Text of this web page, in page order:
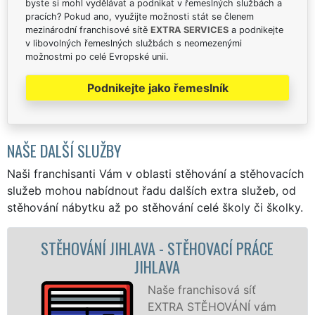
byste si mohl vydělávat a podnikat v řemeslných službách a
pracích? Pokud ano, využijte možnosti stát se členem
mezinárodní franchisové sítě EXTRA SERVICES a podnikejte
v libovolných řemeslných službách s neomezenými
možnostmi po celé Evropské unii.
Podnikejte jako řemeslník
NAŠE DALŠÍ SLUŽBY
Naši franchisanti Vám v oblasti stěhování a stěhovacích
služeb mohou nabídnout řadu dalších extra služeb, od
stěhování nábytku až po stěhování celé školy či školky.
- STĚHOVACÍ PRÁCE
Naše franchisová síť
EXTRA STĚHOVÁNÍ vám